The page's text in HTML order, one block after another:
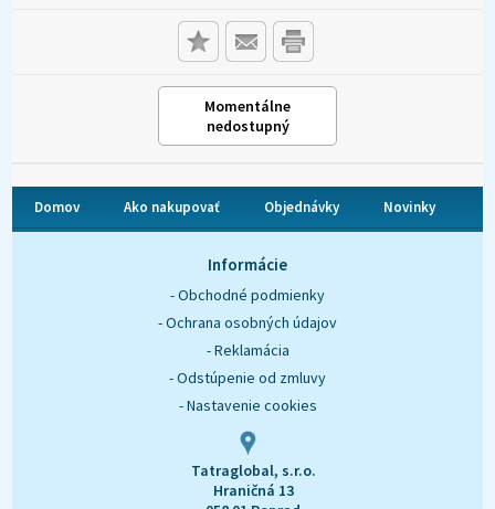
Momentálne
nedostupný
Domov Ako nakupovať Objednávky Novinky
Informácie
- Obchodné podmienky
- Ochrana osobných údajov
- Reklamácia
- Odstúpenie od zmluvy
- Nastavenie cookies
Tatraglobal, s.r.o.
Hraničná 13